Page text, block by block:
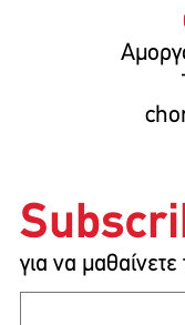
για να